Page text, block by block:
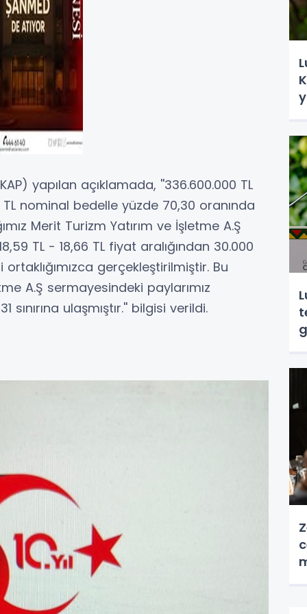
yapılan açıklamada, ''336.600.000 TL
nominal bedelle yüzde 70,30 oranında
Merit Turizm Yatırım ve İşletme A.Ş
TL - 18,66 TL fiyat aralığından 30.000
gerçekleştirilmiştir. Bu
A.Ş sermayesindeki paylarımız
ulaşmıştır.'' bilgisi verildi.